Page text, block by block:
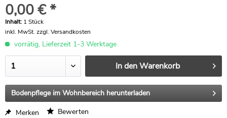
0,00 € *
Inhalt: 1 Stück
inkl. MwSt. zzgl. Versandkosten
vorrätig, Lieferzeit 1-3 Werktage
In denWarenkorb
Bodenpflege im Wohnbereich herunterladen
Merken Bewerten